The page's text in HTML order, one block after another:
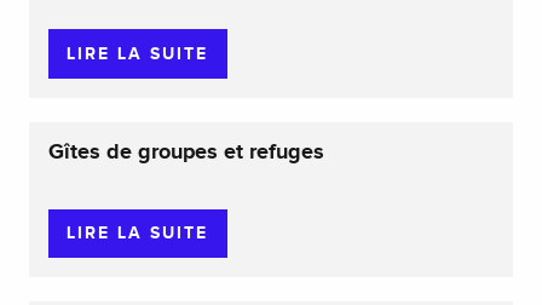
LIRE LA SUITE
Gîtes de groupes et refuges
LIRE LA SUITE